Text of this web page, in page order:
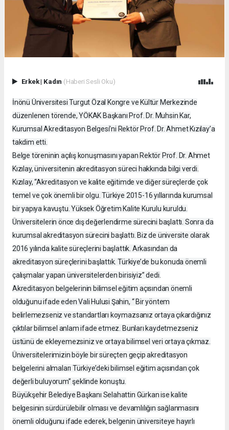
Erkek| Kadın (Haberi Sesli Oku)
İnönü Üniversitesi Turgut Özal Kongre ve Kültür Merkezinde
düzenlenen törende, YÖKAK Başkanı Prof. Dr. Muhsin Kar,
Kurumsal Akreditasyon Belgesi’ni Rektör Prof. Dr. Ahmet Kızılay’a
takdim etti.
Belge töreninin açılış konuşmasını yapan Rektör Prof. Dr. Ahmet
Kızılay, üniversitenin akreditasyon süreci hakkında bilgi verdi.
Kızılay, “Akreditasyon ve kalite eğitimde ve diğer süreçlerde çok
temel ve çok önemli bir olgu. Türkiye 2015-16 yıllarında kurumsal
bir yapıya kavuştu. Yüksek Öğretim Kalite Kurulu kuruldu.
Üniversitelerin önce dış değerlendirme sürecini başlattı. Sonra da
kurumsal akreditasyon sürecini başlattı. Biz de üniversite olarak
2016 yılında kalite süreçlerini başlattık. Arkasından da
akreditasyon süreçlerini başlattık. Türkiye’de bu konuda önemli
çalışmalar yapan üniversitelerden birisiyiz” dedi.
Akreditasyon belgelerinin bilimsel eğitim açısından önemli
olduğunu ifade eden Vali Hulusi Şahin, “ Bir yöntem
belirlemezseniz ve standartları koymazsanız ortaya çıkardığınız
çıktılar bilimsel anlam ifade etmez. Bunları kaydetmezseniz
üstünü de ekleyemezsiniz ve ortaya bilimsel veri ortaya çıkmaz.
Üniversitelerimizin böyle bir süreçten geçip akreditasyon
belgelerini almaları Türkiye’deki bilimsel eğitim açısından çok
değerli buluyorum” şeklinde konuştu.
Büyükşehir Belediye Başkanı Selahattin Gürkan ise kalite
belgesinin sürdürülebilir olması ve devamlılığın sağlanmasını
önemli olduğunu ifade ederek, belgenin üniversiteye hayırlı